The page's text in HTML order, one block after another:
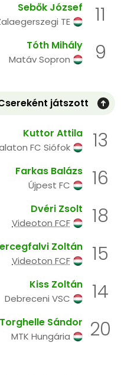
11
Sebők József
TE
9
Tóth Mihály
Matáv Sopron
játszott
13
Kuttor Attila
FC Siófok
16
Farkas Balázs
Újpest FC
18
Dvéri Zsolt
Videoton FCF
15
Zoltán
Videoton FCF
14
Kiss Zoltán
Debreceni VSC
20
Torghelle Sándor
MTK Hungária